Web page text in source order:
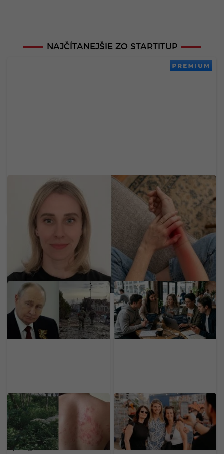
NAJČÍTANEJŠIE ZO STARTITUP
PREMIUM
Neurologička odporúča metódu 60-5-3-30:
Mravčenie v končatinách môže byť neškodnou
reakciou na tlak, ale aj varovným signálom
Putin chystá anexiu v
ďalšej krajine. Štyri štáty
NATO varujú pred
hrozbou pre Európu
Dôchodok už v 20-ke:
Generácia Z odmieta
drieť do staroby, zavádza
nový trend
Na Slovensku sa šíri
nebezpečný gigant z
Kaukazu: Pozor na
rastlinu, ktorej dotyk
spôsobuje bolestivé
pľuzgiere
Nájdeš sa na našich
fotkách? Toto je
LOVESTREAM deň druhý
očami našej redakcie
(FOTOGALÉRIA)